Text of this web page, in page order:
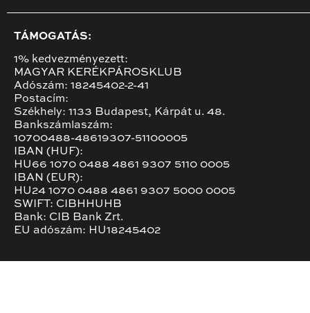
TÁMOGATÁS:
1% kedvezményezett:
MAGYAR KERÉKPÁROSKLUB
Adószám: 18245402-2-41
Postacím:
Székhely: 1133 Budapest, Kárpát u. 48.
Bankszámlaszám:
10700488-48619307-51100005
IBAN (HUF):
HU66 1070 0488 4861 9307 5110 0005
IBAN (EUR):
HU24 1070 0488 4861 9307 5000 0005
SWIFT: CIBHHUHB
Bank: CIB Bank Zrt.
EU adószám: HU18245402